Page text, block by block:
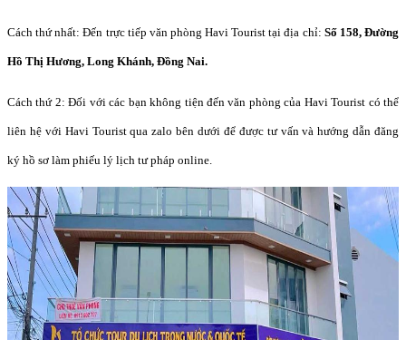
Cách thứ nhất: Đến trực tiếp văn phòng Havi Tourist tại địa chỉ: Số 158, Đường
Hồ Thị Hương, Long Khánh, Đồng Nai.
Cách thứ 2: Đối với các bạn không tiện đến văn phòng của Havi Tourist có thể
liên hệ với Havi Tourist qua zalo bên dưới để được tư vấn và hướng dẫn đăng
ký hồ sơ làm phiếu lý lịch tư pháp online.